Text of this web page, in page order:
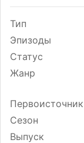
Тип
Эпизоды
Статус
Жанр
Первоисточник
Сезон
Выпуск